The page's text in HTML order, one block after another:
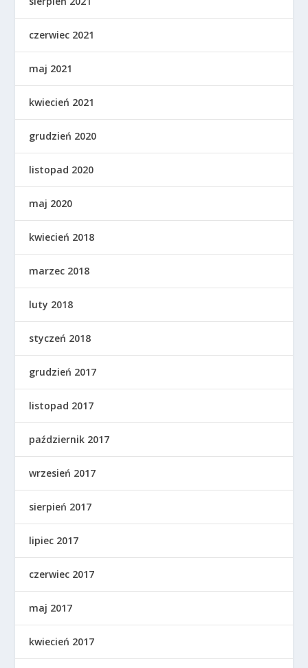
czerwiec 2021
maj 2021
kwiecień 2021
grudzień 2020
listopad 2020
maj 2020
kwiecień 2018
marzec 2018
luty 2018
styczeń 2018
grudzień 2017
listopad 2017
październik 2017
wrzesień 2017
sierpień 2017
lipiec 2017
czerwiec 2017
maj 2017
kwiecień 2017